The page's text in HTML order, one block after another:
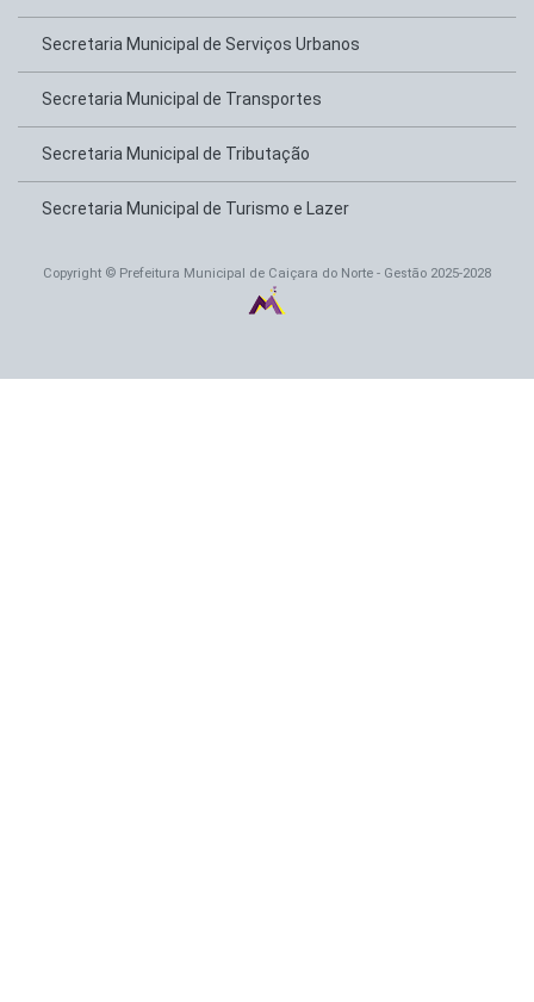
Secretaria Municipal de Serviços Urbanos
Secretaria Municipal de Transportes
Secretaria Municipal de Tributação
Secretaria Municipal de Turismo e Lazer
Copyright © Prefeitura Municipal de Caiçara do Norte - Gestão 2025-2028